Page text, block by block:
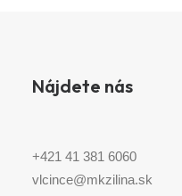
Nájdete nás
+421 41 381 6060
vlcince@mkzilina.sk